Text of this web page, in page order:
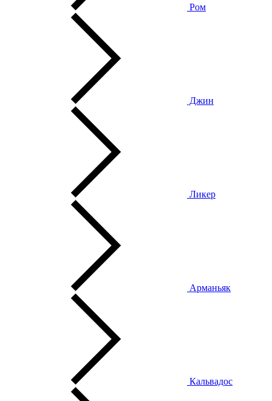
Ром
Джин
Ликер
Арманьяк
Кальвадос